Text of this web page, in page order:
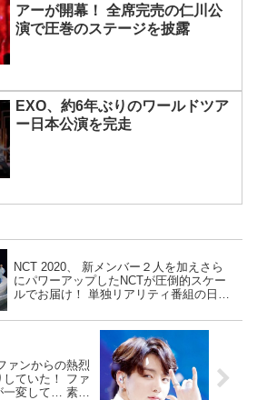
アーが開幕！ 全席完売の仁川公
演で圧巻のステージを披露
EXO、約6年ぶりのワールドツア
ー日本公演を完走
NCT 2020、 新メンバー２人を加えさら
にパワーアップしたNCTが圧倒的スケー
ルでお届け！ 単独リアリティ番組の日本
放送決定
ァンからの熱烈
ていた！ ファ
変して… 素直